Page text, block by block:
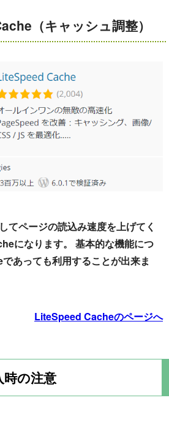
（キャッシュ調整）
てページの読込み速度を上げてく
になります。 基本的な機能につ
あっても利用することが出来ま
LiteSpeed Cacheのページへ
の注意